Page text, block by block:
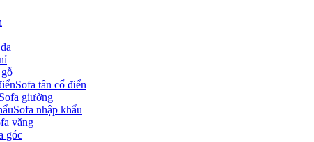
Sofa tân cổ điển
Sofa giường
Sofa nhập khẩu
văng
góc